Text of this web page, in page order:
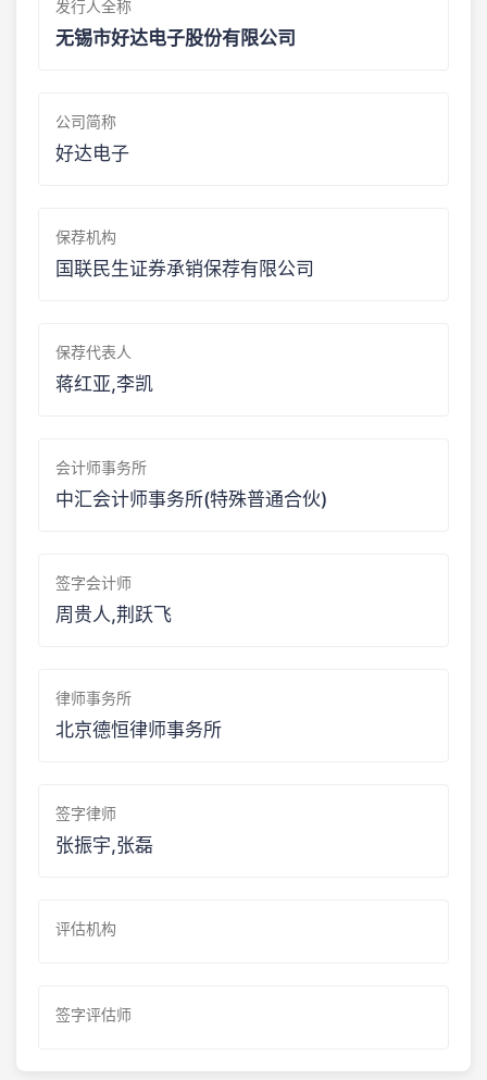
发行人全称
无锡市好达电子股份有限公司
公司简称
好达电子
保荐机构
国联民生证券承销保荐有限公司
保荐代表人
蒋红亚,李凯
会计师事务所
中汇会计师事务所(特殊普通合伙)
签字会计师
周贵人,荆跃飞
律师事务所
北京德恒律师事务所
签字律师
张振宇,张磊
评估机构
签字评估师